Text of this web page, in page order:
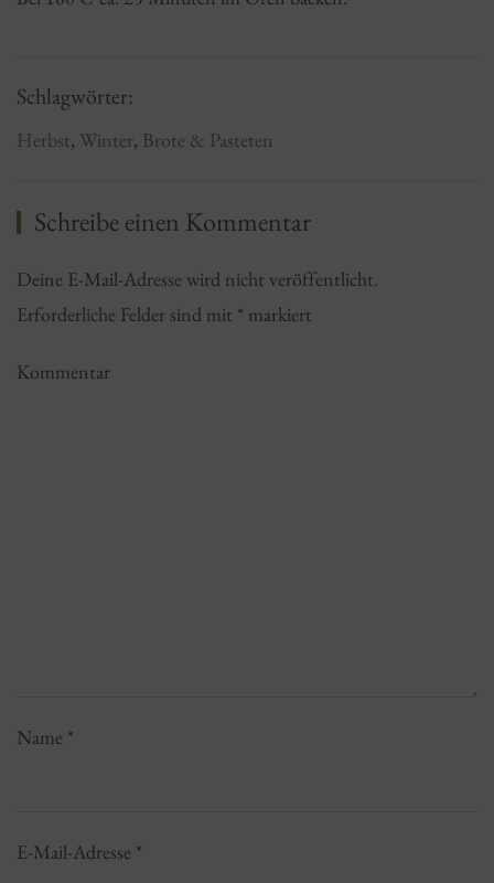
Schlagwörter:
Herbst, Winter, Brote & Pasteten
Schreibe einen Kommentar
Deine E-Mail-Adresse wird nicht veröffentlicht.
Erforderliche Felder sind mit * markiert
Kommentar
Name *
E-Mail-Adresse *